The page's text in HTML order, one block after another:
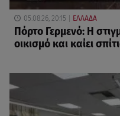
05.08.26, 20:15 ΕΛΛΑΔΑ
Πόρτο Γερμενό: Η
οικισμό και καίει